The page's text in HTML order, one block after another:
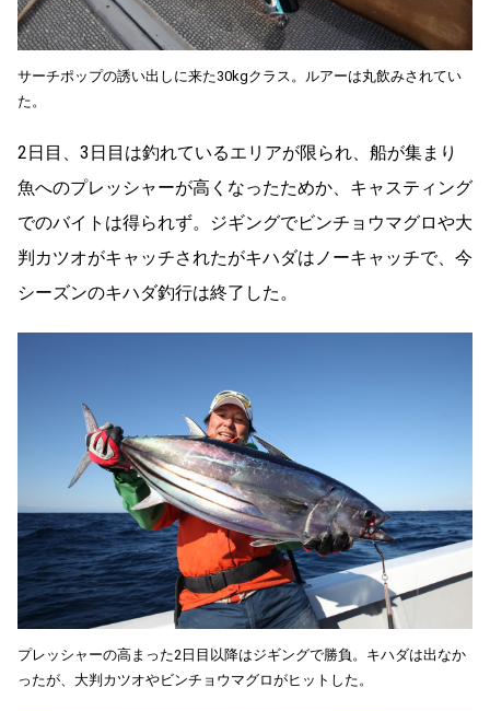
サーチポップの誘い出しに来た30kgクラス。ルアーは丸飲みされてい
た。
2日目、3日目は釣れているエリアが限られ、船が集まり
魚へのプレッシャーが高くなったためか、キャスティング
でのバイトは得られず。ジギングでビンチョウマグロや大
判カツオがキャッチされたがキハダはノーキャッチで、今
シーズンのキハダ釣行は終了した。
プレッシャーの高まった2日目以降はジギングで勝負。キハダは出なか
ったが、大判カツオやビンチョウマグロがヒットした。